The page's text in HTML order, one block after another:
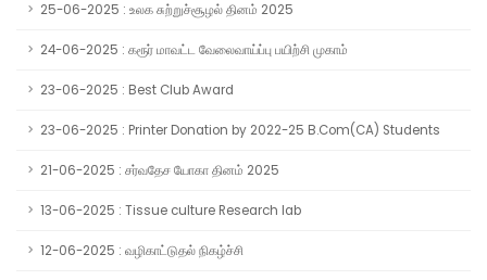
25-06-2025 : உலக சுற்றுச்சூழல் தினம் 2025
24-06-2025 : கரூர் மாவட்ட வேலைவாய்ப்பு பயிற்சி முகாம்
23-06-2025 : Best Club Award
23-06-2025 : Printer Donation by 2022-25 B.Com(CA) Students
21-06-2025 : சர்வதேச யோகா தினம் 2025
13-06-2025 : Tissue culture Research lab
12-06-2025 : வழிகாட்டுதல் நிகழ்ச்சி